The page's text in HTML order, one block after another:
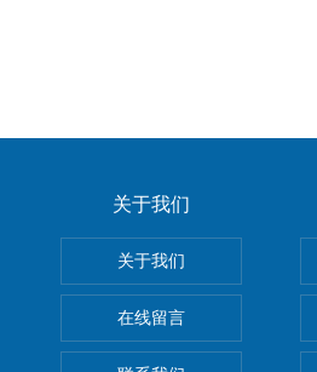
关于我们
关于我们
在线留言